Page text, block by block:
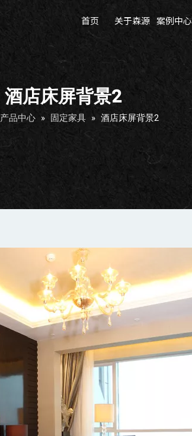
首页 关于森源 案例中心
酒店床屏背景2
产品中心 » 固定家具 » 酒店床屏背景2